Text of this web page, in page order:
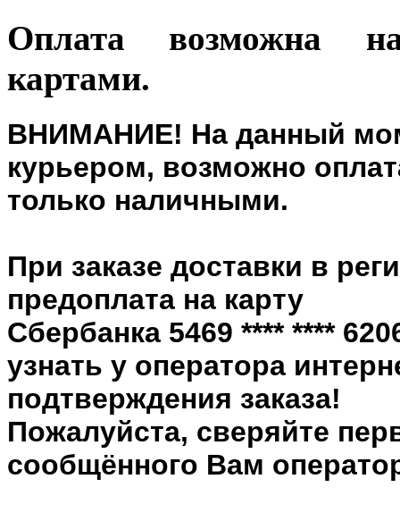
Оплата возможна
картами.
ВНИМАНИЕ! На данный
курьером, возможно
только наличными.
При заказе доставки в
предоплата на карту
Сбербанка 5469 **** ****
узнать у оператора
подтверждения заказа!
Пожалуйста, сверяйте
сообщённого Вам